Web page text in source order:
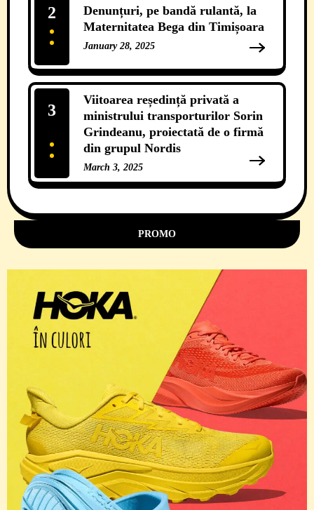
Denunțuri, pe bandă rulantă, la
Maternitatea Bega din Timișoara
January 28, 2025
2
Viitoarea reședință privată a
ministrului transporturilor Sorin
Grindeanu, proiectată de o firmă
din grupul Nordis
March 3, 2025
11 Comments
3
PROMO